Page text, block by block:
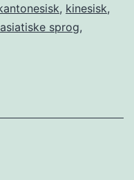
, kinesisk,
sprog,